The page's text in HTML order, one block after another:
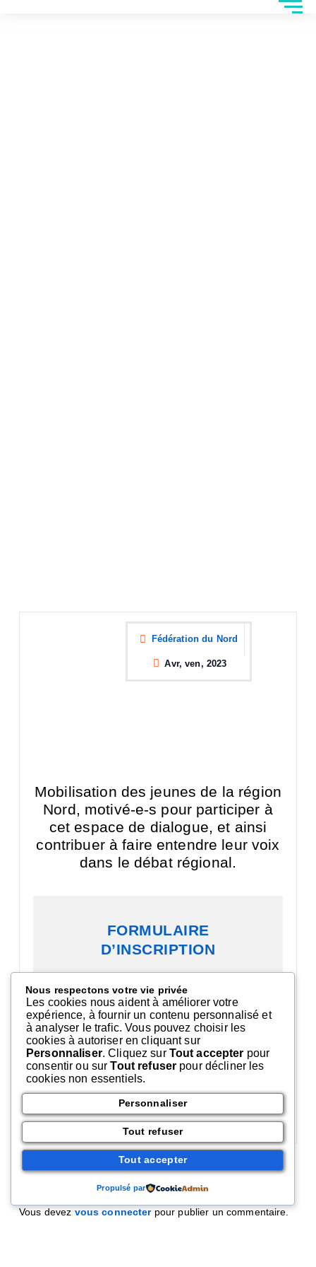
Fédération du Nord
Avr, ven, 2023
Mobilisation des jeunes de la région
Nord, motivé-e-s pour participer à
cet espace de dialogue, et ainsi
contribuer à faire entendre leur voix
dans le débat régional.
FORMULAIRE
D’INSCRIPTION
Laisser un commentaire
Vous devez vous connecterpour publier un commentaire.
Nous respectons votre vie privée
Les cookies nous aident à améliorer votre
expérience, à fournir un contenu personnalisé et
à analyser le trafic. Vous pouvez choisir les
cookies à autoriser en cliquant sur
Personnaliser. Cliquez sur Tout accepter pour
consentir ou surTout refuser pour décliner les
cookies non essentiels.
Personnaliser
Tout refuser
Tout accepter
Propulsé par